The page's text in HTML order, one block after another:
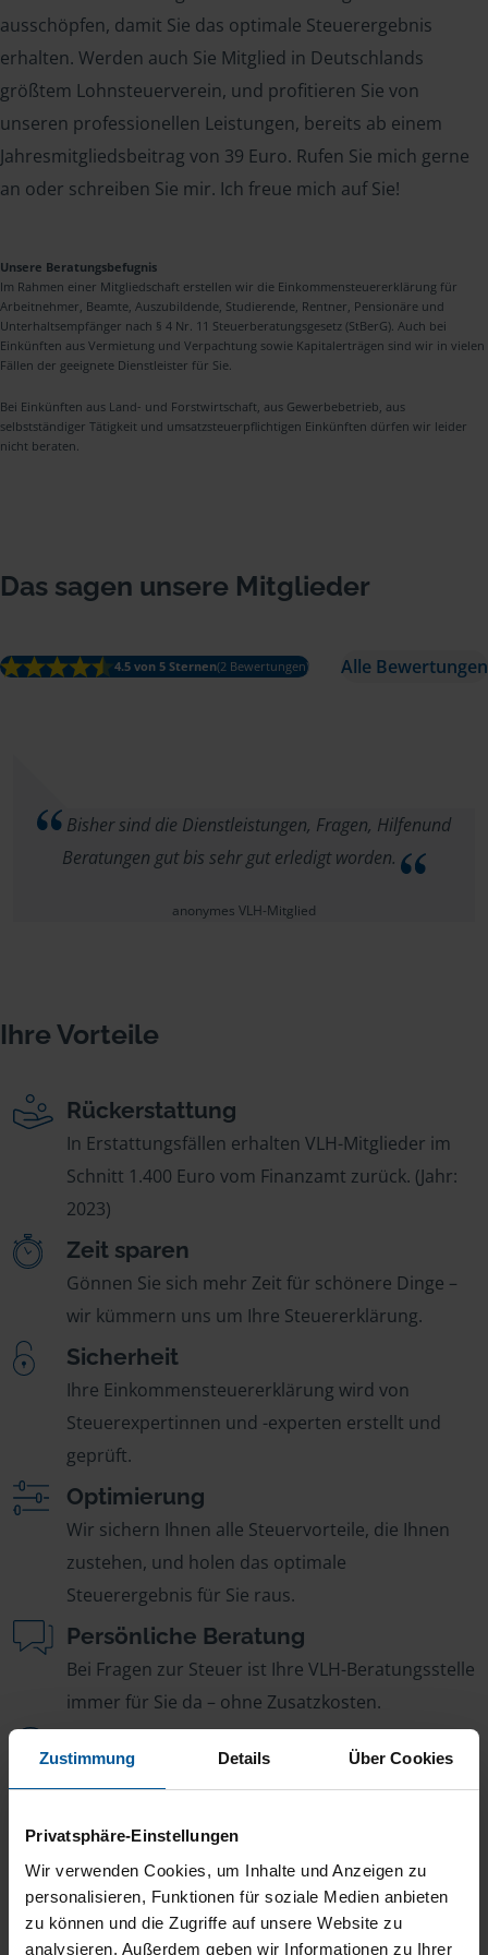
Zustimmung Details Über Cookies
Privatsphäre-Einstellungen
Wir verwenden Cookies, um Inhalte und Anzeigen zu
personalisieren, Funktionen für soziale Medien anbieten
zu können und die Zugriffe auf unsere Website zu
analysieren. Außerdem geben wir Informationen zu Ihrer
ausschöpfen, damit Sie das optimale Steuerergebnis
erhalten. Werden auch Sie Mitglied in Deutschlands
größtem Lohnsteuerverein, und profitieren Sie von
unseren professionellen Leistungen, bereits ab einem
Jahresmitgliedsbeitrag von 39 Euro. Rufen Sie mich gerne
an oder schreiben Sie mir. Ich freue mich auf Sie!
Unsere Beratungsbefugnis
Im Rahmen einer Mitgliedschaft erstellen wir die Einkommensteuererklärung für
Arbeitnehmer, Beamte, Auszubildende, Studierende, Rentner, Pensionäre und
Unterhaltsempfänger nach § 4 Nr. 11 Steuerberatungsgesetz (StBerG). Auch bei
Einkünften aus Vermietung und Verpachtung sowie Kapitalerträgen sind wir in vielen
Fällen der geeignete Dienstleister für Sie.
Bei Einkünften aus Land- und Forstwirtschaft, aus Gewerbebetrieb, aus
selbstständiger Tätigkeit und umsatzsteuerpflichtigen Einkünften dürfen wir leider
nicht beraten.
Das sagen unsere Mitglieder
4.5 von 5 Sternen(2 Bewertungen) Alle Bewertungen
Bisher sind die Dienstleistungen, Fragen, Hilfenund
Beratungen gut bis sehr gut erledigt worden.
anonymes VLH-Mitglied
Ihre Vorteile
Rückerstattung
In Erstattungsfällen erhalten VLH-Mitglieder im
Schnitt 1.400 Euro vom Finanzamt zurück. (Jahr:
2023)
Zeit sparen
Gönnen Sie sich mehr Zeit für schönere Dinge –
wir kümmern uns um Ihre Steuererklärung.
Sicherheit
Ihre Einkommensteuererklärung wird von
Steuerexpertinnen und -experten erstellt und
geprüft.
Optimierung
Wir sichern Ihnen alle Steuervorteile, die Ihnen
zustehen, und holen das optimale
Steuerergebnis für Sie raus.
Persönliche Beratung
Bei Fragen zur Steuer ist Ihre VLH-Beratungsstelle
immer für Sie da – ohne Zusatzkosten.
Jahreseinnahmen richtet.